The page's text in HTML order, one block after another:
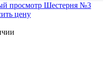
просмотр Шестерня №3
цену